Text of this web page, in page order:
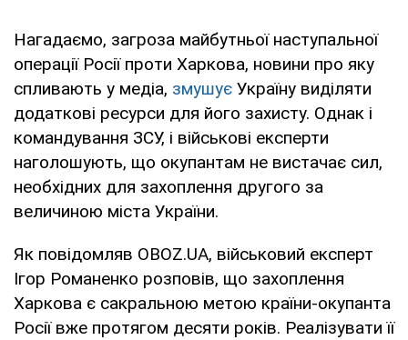
Нагадаємо, загроза майбутньої наступальної
операції Росії проти Харкова, новини про яку
спливають у медіа, змушує Україну виділяти
додаткові ресурси для його захисту. Однак і
командування ЗСУ, і військові експерти
наголошують, що окупантам не вистачає сил,
необхідних для захоплення другого за
величиною міста України.
Як повідомляв OBOZ.UA, військовий експерт
Ігор Романенко розповів, що захоплення
Харкова є сакральною метою країни-окупанта
Росії вже протягом десяти років. Реалізувати її